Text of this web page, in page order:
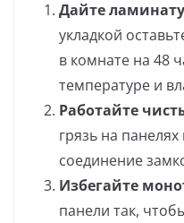
Дайте
укладкой
в комнате на 48
температуре и
Работайте
грязь на
соединение
Избегайте
панели так,